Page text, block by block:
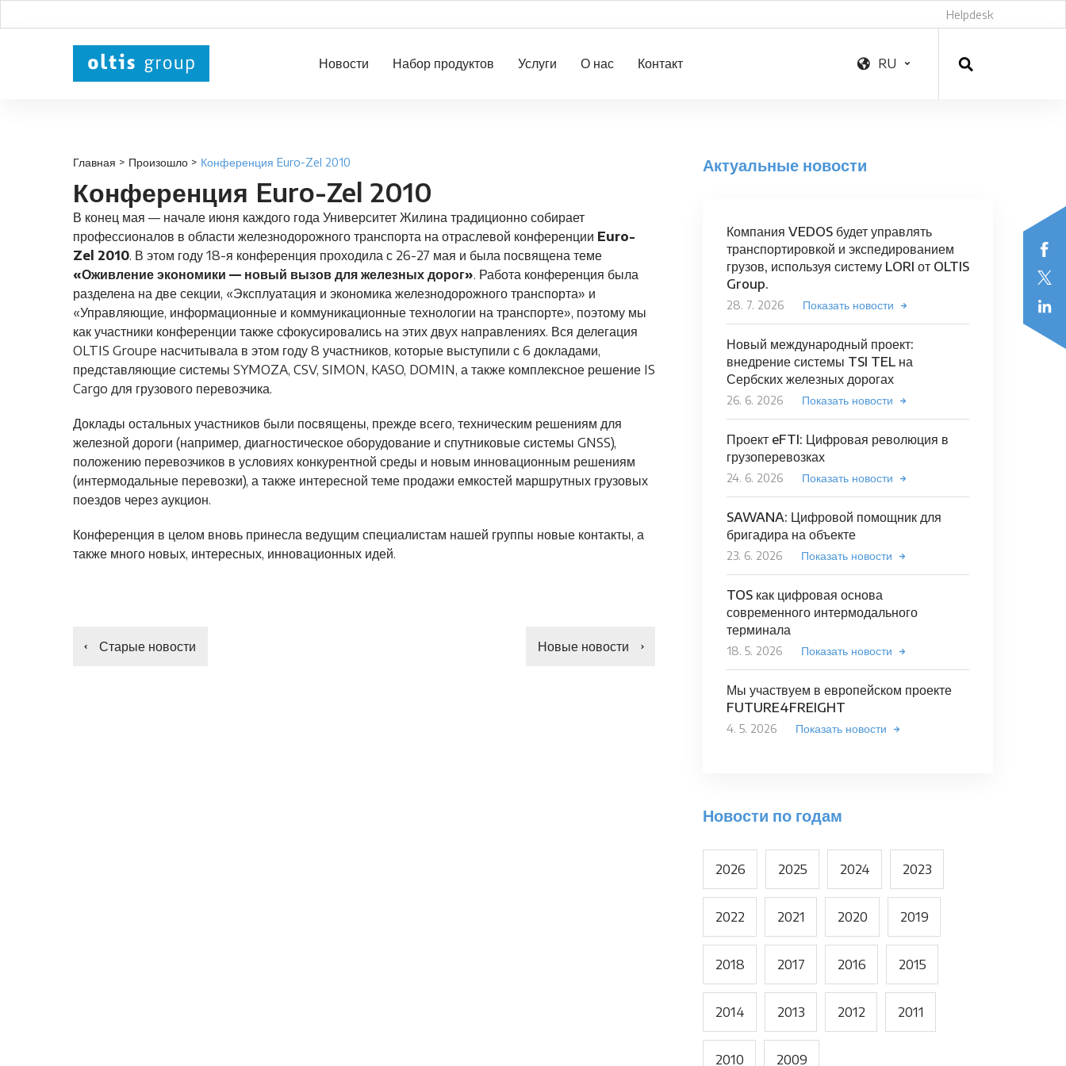
Helpdesk
Новости Набор продуктов Услуги О нас Контакт RU
Главная > Произошло > Конференция Euro-Zel 2010
Конференция Euro-Zel 2010
В конец мая — начале июня каждого года Университет Жилина традиционно собирает
профессионалов в области железнодорожного транспорта на отраслевой конференции Euro-
Zel 2010. В этом году 18-я конференция проходила с 26-27 мая и была посвящена теме
«Оживление экономики — новый вызов для железных дорог». Работа конференция была
разделена на две секции, «Эксплуатация и экономика железнодорожного транспорта» и
«Управляющие, информационные и коммуникационные технологии на транспорте», поэтому мы
как участники конференции также сфокусировались на этих двух направлениях. Вся делегация
OLTIS Groupe насчитывала в этом году 8 участников, которые выступили с 6 докладами,
представляющие системы SYMOZA, CSV, SIMON, KASO, DOMIN, а также комплексное решение IS
Cargo для грузового перевозчика.
Доклады остальных участников были посвящены, прежде всего, техническим решениям для
железной дороги (например, диагностическое оборудование и спутниковые системы GNSS),
положению перевозчиков в условиях конкурентной среды и новым инновационным решениям
(интермодальные перевозки), а также интересной теме продажи емкостей маршрутных грузовых
поездов через аукцион.
Конференция в целом вновь принесла ведущим специалистам нашей группы новые контакты, а
также много новых, интересных, инновационных идей.
Старые новости Новые новости
Актуальные новости
Компания VEDOS будет управлять
транспортировкой и экспедированием
грузов, используя систему LORI от OLTIS
Group.
28. 7. 2026 Показать новости
Новый международный проект:
внедрение системы TSI TEL на
Сербских железных дорогах
26. 6. 2026 Показать новости
Проект eFTI: Цифровая революция в
грузоперевозках
24. 6. 2026 Показать новости
SAWANA: Цифровой помощник для
бригадира на объекте
23. 6. 2026 Показать новости
TOS как цифровая основа
современного интермодального
терминала
18. 5. 2026 Показать новости
Мы участвуем в европейском проекте
FUTURE4FREIGHT
4. 5. 2026 Показать новости
Новости по годам
2026 2025 2024 2023
2022 2021 2020 2019
2018 2017 2016 2015
2014 2013 2012 2011
2010 2009